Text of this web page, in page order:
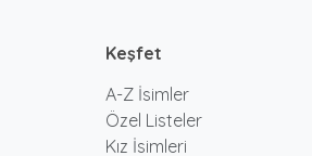
Keşfet
A-Z İsimler
Özel Listeler
Kız İsimleri